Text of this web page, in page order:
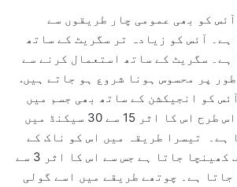
کو بھی عمومی چار طریقوں سے
ہے۔ آئس کو زیادہ تر سگریٹ کے ساتھ
ہے۔ سگریٹ کے ساتھ استعمال کرنے سے
پر محسوس ہونا شروع ہو جاتے ہیں.
کو انجیکشن کے ساتھ بھی جسم میں
داخل کیا جاتا ہے اس طرح اس کا اثر 15 سے 30 سیکنڈ میں
ہے۔ تیسرا طریقہ میں اس کو ناک کے
ذریعے اندر کی طرف کھینچا جاتا ہے جس سے اس کا اثر 3 سے
جاتا ہے۔ چوتھے طریقے میں اسے گولی